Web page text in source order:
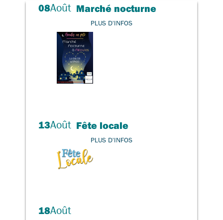
08Août Marché nocturne
PLUS D'INFOS
13Août Fête locale
PLUS D'INFOS
18Août